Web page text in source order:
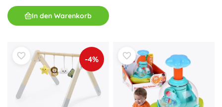
In den Warenkorb
-4%